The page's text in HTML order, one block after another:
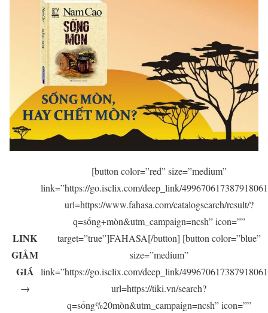
LINK
GIẢM
GIÁ
→
[button color=”red” size=”medium”
link=”https://go.isclix.com/deep_link/
url=https://www.fahasa.com/catalogsearch/result/?
q=sống+mòn&utm_campaign=ncsh” icon=””
target=”true”]FAHASA[/button] [button color=”blue”
size=”medium”
link=”https://go.isclix.com/deep_link/
url=https://tiki.vn/search?
q=sống%20mòn&utm_campaign=ncsh” icon=””